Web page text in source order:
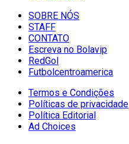
SOBRE NÓS
STAFF
CONTATO
Escreva no Bolavip
RedGol
Futbolcentroamerica
Termos e Condições
Políticas de privacidade
Política Editorial
Ad Choices